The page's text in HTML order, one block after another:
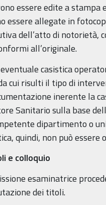
essere edite a stampa
essere allegate in
dell’atto di notorietà,
all’originale.
casistica
cui risulti il tipo di
inerente la
Sanitario sulla base
dipartimento o
quindi, non può
e colloquio
esaminatrice
dei titoli.